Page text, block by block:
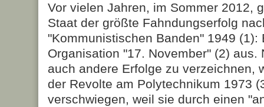
Vor vielen Jahren, im Sommer 2012,
Staat der größte Fahn­dungserfolg
"Kommunistischen Banden" 1949
Organisation "17. November" (2) aus.
auch andere Erfolge zu verzeichnen,
der Revolte am Polytechnikum 1973
verschwiegen, weil sie durch einen